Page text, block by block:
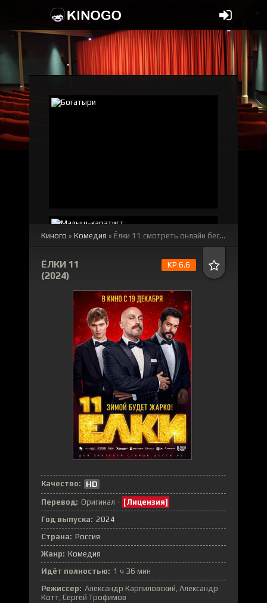
Киного » Комедия » Ёлки 11 смотреть онлайн бесплатно
ЁЛКИ 11
(2024)
KP 6.6
Качество:
HD
Перевод: Оригинал - [Лицензия]
Год выпуска: 2024
Страна: Россия
Жанр: Комедия
Идёт полностью: 1 ч 36 мин
Режиссер: Александр Карпиловский, Александр
Котт, Сергей Трофимов